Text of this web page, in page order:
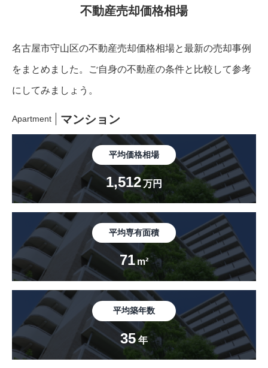
不動産売却価格相場
名古屋市守山区の不動産売却価格相場と最新の売却事例
をまとめました。 ご自身の不動産の条件と比較して参考
にしてみましょう。
Apartment マンション
平均価格相場
1,512万円
平均専有面積
71 m²
平均築年数
35 年